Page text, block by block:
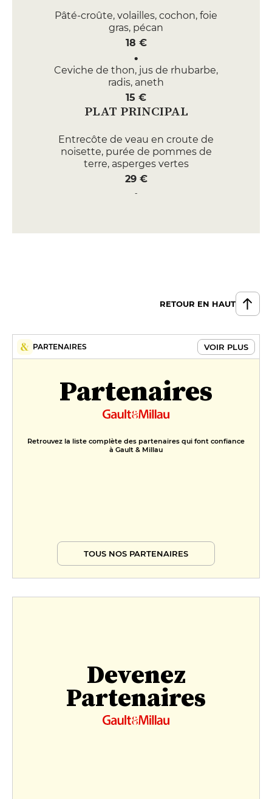
Pâté-croûte, volailles, cochon, foie
gras, pécan
18 €
Ceviche de thon, jus de rhubarbe,
radis, aneth
15 €
PLAT PRINCIPAL
Entrecôte de veau en croute de
noisette, purée de pommes de
terre, asperges vertes
29 €
29 €
caramélisée, meringue, basilic
12 €
Formule déjeuner
38 €
Menu déjeuner
RETOUR EN HAUT
PARTENAIRES VOIR PLUS
Partenaires
Retrouvez la liste complète des partenaires qui font confiance
à Gault & Millau
TOUS NOS PARTENAIRES
Devenez
Partenaires